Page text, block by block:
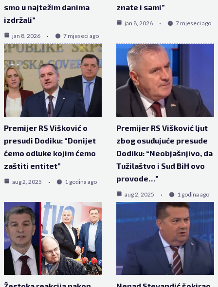
smo u najtežim danima
izdržali”
jan 8, 2026 7 mjeseci ago
znate i sami”
jan 8, 2026 7 mjeseci ago
Premijer RS Višković o
presudi Dodiku: “Donijet
ćemo odluke kojim ćemo
zaštiti entitet”
aug 2, 2025 1 godina ago
Premijer RS Višković ljut
zbog osuđujuće presude
Dodiku: “Neobjašnjivo, da
Tužilaštvo i Sud BiH ovo
provode…”
aug 2, 2025 1 godina ago